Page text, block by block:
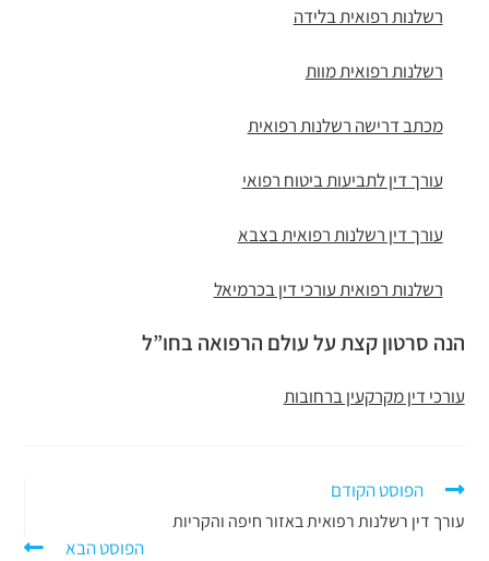
רשלנות רפואית בלידה
רשלנות רפואית מוות
מכתב דרישה רשלנות רפואית
עורך דין לתביעות ביטוח רפואי
עורך דין רשלנות רפואית בצבא
רשלנות רפואית עורכי דין בכרמיאל
הנה סרטון קצת על עולם הרפואה בחו”ל
עורכי דין מקרקעין ברחובות
הפוסט הקודם
עורך דין רשלנות רפואית באזור חיפה והקריות
הפוסט הבא